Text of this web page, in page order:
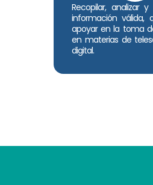
Recopilar, analizar y
información válida,
apoyar en la toma
en materias de
digital.